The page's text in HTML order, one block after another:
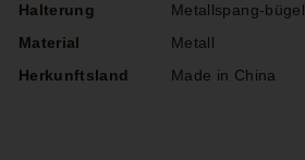
Halterung
Metallspang-bügel
Material
Metall
Herkunftsland
Made in China